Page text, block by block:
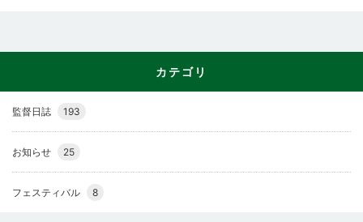
カテゴリ
監督日誌 193
お知らせ 25
フェスティバル 8